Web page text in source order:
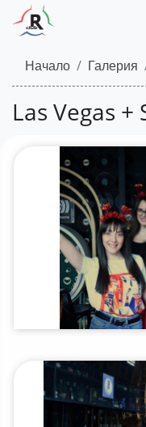
Начало Галерия
Las Vegas